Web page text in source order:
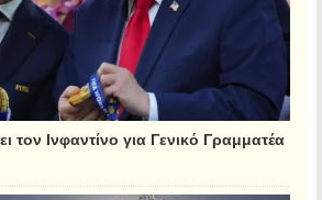
τον Ινφαντίνο για Γενικό Γραμματέα